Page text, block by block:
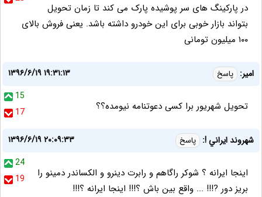
در پارکینگ های سر پوشیده پارک می کند تا زمان تحویل
بتواند بازار خوبی برای این خودرو داشته باشد. یعنی فروش بالای
۱۰۰ میلیون تومانی
امیر: پاسخ
۱۳۹۶/۶/۱۹ ۱۹:۳۱:۱۳
15
17
تحویل شهریور برا کسی دعوتنامه نیومده؟؟
شهروند ايراني !: پاسخ
۱۳۹۶/۶/۱۹ ۲۰:۰۹:۳۳
24
19
اينجا ايرانه ؟ شوكر راگاهم و رابرت دينرو و الكساندر دمينو را
بريز دور ?!!! ... واقع بين باش ؟!!! اينجا ايرانه ؟!!!